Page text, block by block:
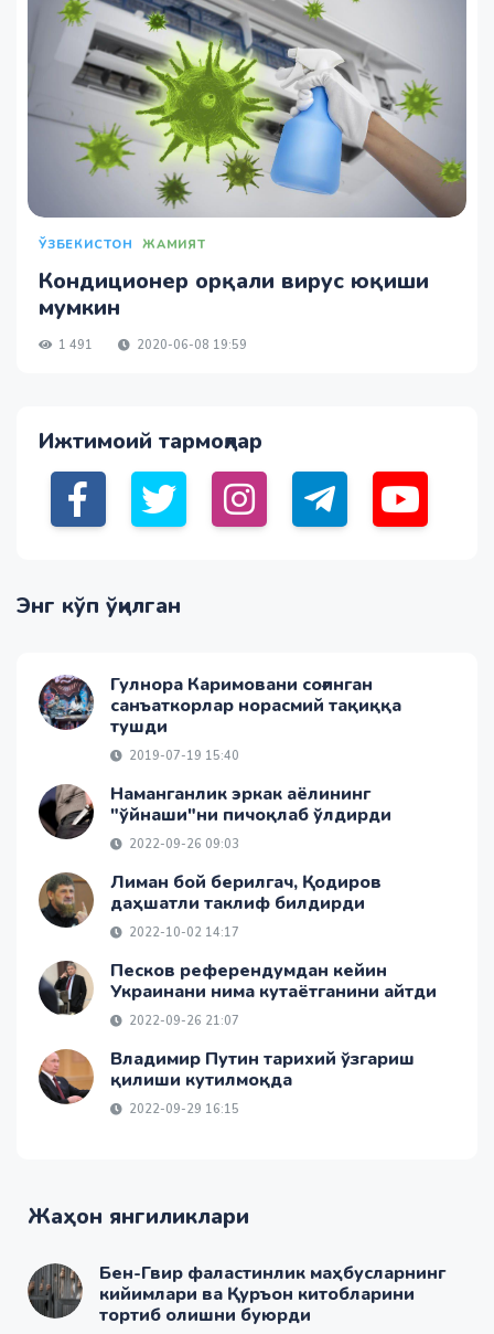
ЎЗБЕКИСТОН ЖАМИЯТ
Кондиционер орқали вирус юқиши
мумкин
1 491 2020-06-08 19:59
Ижтимоий тармоқлар
Энг кўп ўқилган
Гулнора Каримовани соғинган
санъаткорлар норасмий тақиққа
тушди
2019-07-19 15:40
Наманганлик эркак аёлининг
"ўйнаши"ни пичоқлаб ўлдирди
2022-09-26 09:03
Лиман бой берилгач, Қодиров
даҳшатли таклиф билдирди
2022-10-02 14:17
Песков референдумдан кейин
Украинани нима кутаётганини айтди
2022-09-26 21:07
Владимир Путин тарихий ўзгариш
қилиши кутилмоқда
2022-09-29 16:15
Жаҳон янгиликлари
Бен-Гвир фаластинлик маҳбусларнинг
кийимлари ва Қуръон китобларини
тортиб олишни буюрди